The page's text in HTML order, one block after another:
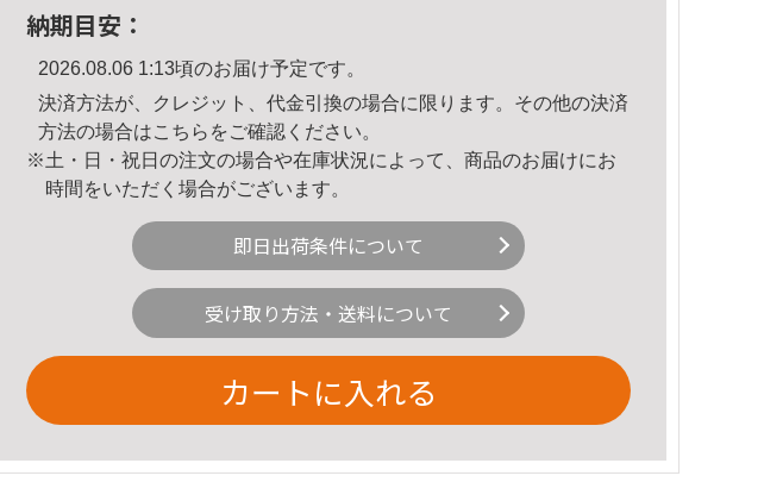
納期目安：
2026.08.06 1:13頃のお届け予定です。
決済方法が、クレジット、代金引換の場合に限ります。その他の決済
方法の場合はこちら をご確認ください。
※土・日・祝日の注文の場合や在庫状況によって、商品のお届けにお
時間をいただく場合がございます。
即日出荷条件について
受け取り方法・送料について
カートに入れる